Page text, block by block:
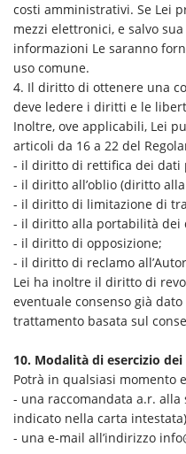
costi amministrativi. Se Lei
mezzi elettronici, e salvo
informazioni Le saranno
uso comune.
4. Il diritto di ottenere una
deve ledere i diritti e le
Inoltre, ove applicabili, Lei
articoli da 16 a 22 del
- il diritto di rettifica dei dati
- il diritto all’oblio (diritto
- il diritto di limitazione di
- il diritto alla portabilità dei
- il diritto di opposizione;
- il diritto di reclamo
Lei ha inoltre il diritto di
eventuale consenso già
trattamento basata sul
10. Modalità di esercizio
Potrà in qualsiasi momento
- una raccomandata a.r. alla
indicato nella carta
- una e-mail all’indirizzo